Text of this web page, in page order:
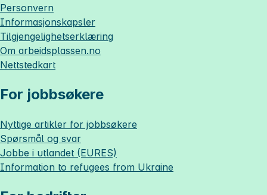
Personvern
Informasjonskapsler
Tilgjengelighetserklæring
Om arbeidsplassen.no
Nettstedkart
For jobbsøkere
Nyttige artikler for jobbsøkere
Spørsmål og svar
Jobbe i utlandet (EURES)
Information to refugees from Ukraine